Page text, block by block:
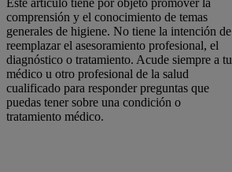
Este artículo tiene por objeto promover la
comprensión y el conocimiento de temas
generales de higiene. No tiene la intención de
reemplazar el asesoramiento profesional, el
diagnóstico o tratamiento. Acude siempre a tu
médico u otro profesional de la salud
cualificado para responder preguntas que
puedas tener sobre una condición o
tratamiento médico.